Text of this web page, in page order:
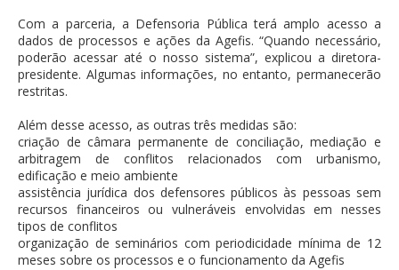
Com a parceria, a Defensoria Pública terá amplo acesso a
dados de processos e ações da Agefis. “Quando necessário,
poderão acessar até o nosso sistema”, explicou a diretora-
presidente. Algumas informações, no entanto, permanecerão
restritas.
Além desse acesso, as outras três medidas são:
criação de câmara permanente de conciliação, mediação e
arbitragem de conflitos relacionados com urbanismo,
edificação e meio ambiente
assistência jurídica dos defensores públicos às pessoas sem
recursos financeiros ou vulneráveis envolvidas em nesses
tipos de conflitos
organização de seminários com periodicidade mínima de 12
meses sobre os processos e o funcionamento da Agefis